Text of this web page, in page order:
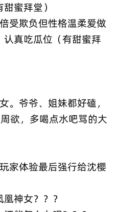
蜜拜堂）
受欺负但性格温柔爱做
真吃瓜位（有甜蜜拜
。爷爷、姐妹都好磕，
欲，多喝点水吧骂的大
家体验最后强行给沈樱
神女？？？